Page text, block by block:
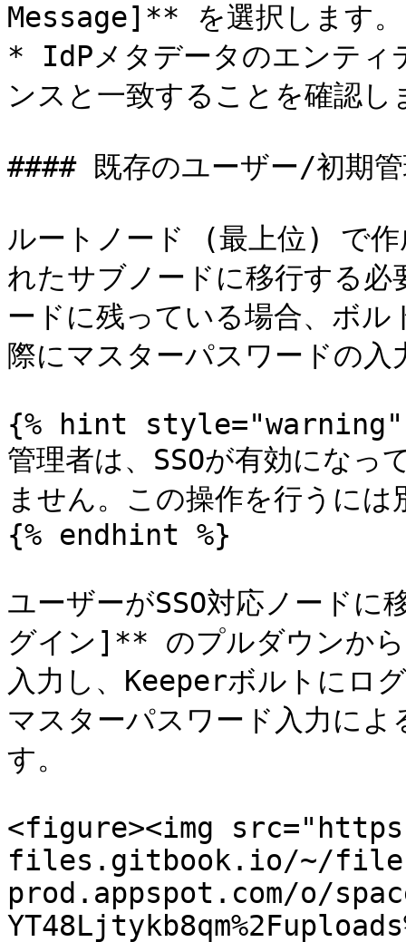
Message]** を選択します。
* IdPメタデータのエンティ
ンスと一致することを確認し
#### 既存のユーザー/初期管
ルートノード (最上位) で作
れたサブノードに移行する
ードに残っている場合、ボ
際にマスターパスワードの入
{% hint style="warning"
管理者は、SSOが有効になっ
ません。この操作を行うに
{% endhint %}
ユーザーがSSO対応ノード
グイン]** のプルダウンから
入力し、Keeperボルトにロ
マスターパスワード入力に
す。
<figure><img
files.gitbook.io/~/
prod.appspot.com/o/